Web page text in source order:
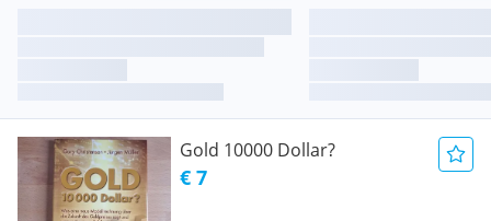
Gold 10000 Dollar?
€ 7